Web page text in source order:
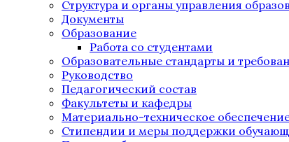
Структура и органы управления
Документы
Образование
Работа со студентами
Образовательные стандарты и
Руководство
Педагогический состав
Факультеты и кафедры
Материально-техническое
Стипендии и меры поддержки